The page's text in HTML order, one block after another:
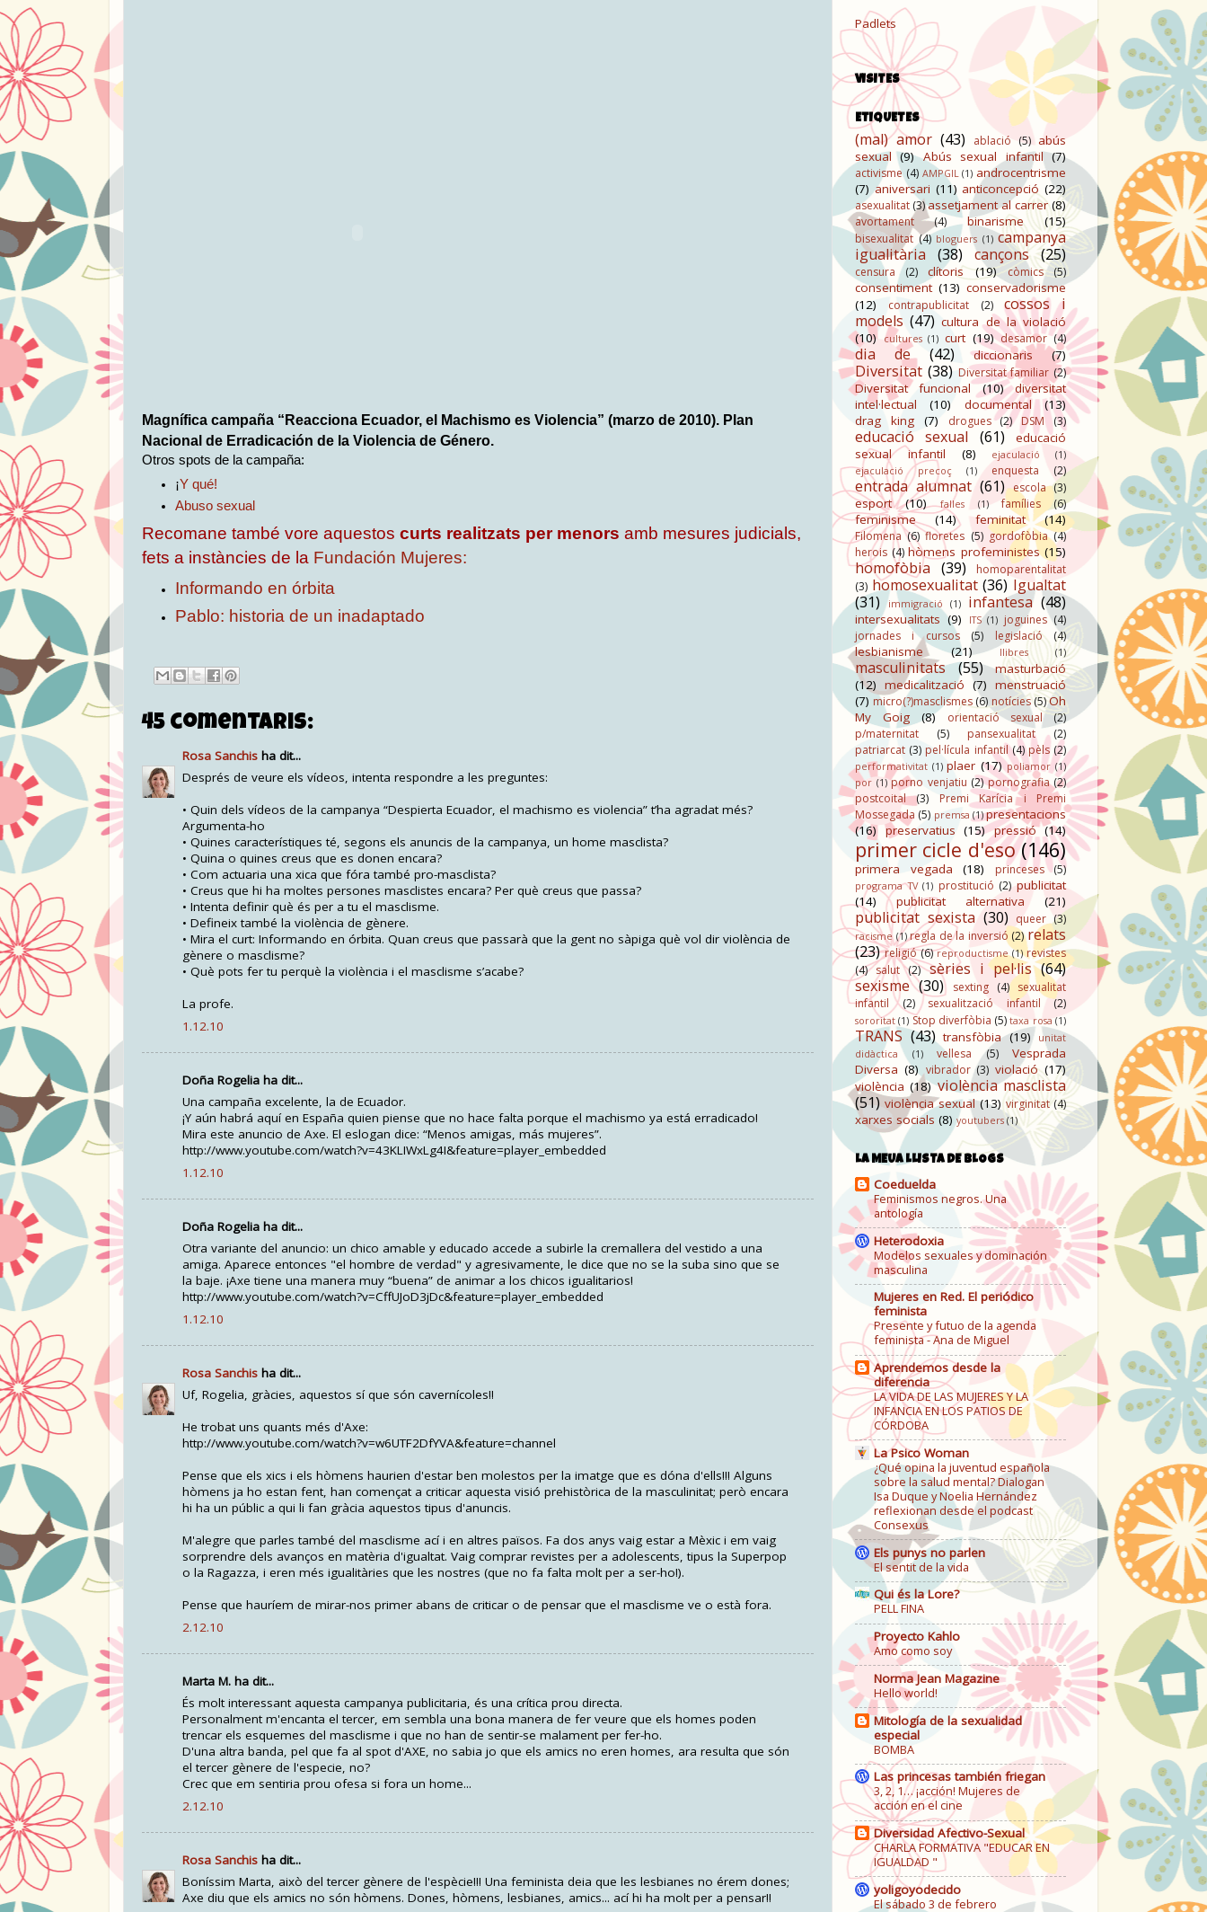
Magnífica campaña “Reacciona Ecuador, el Machismo es Violencia” (marzo de 2010). Plan
Nacional de Erradicación de la Violencia de Género.
Otros spots de la campaña:
¡Y qué!
Abuso sexual
Recomane també vore aquestos curts realitzats per menors amb mesures judicials,
fets a instàncies de la Fundación Mujeres:
Informando en órbita
Pablo: historia de un inadaptado
45 comentaris:
Rosa Sanchis ha dit...
Després de veure els vídeos, intenta respondre a les preguntes:
• Quin dels vídeos de la campanya “Despierta Ecuador, el machismo es violencia” t’ha agradat més?
Argumenta-ho
• Quines característiques té, segons els anuncis de la campanya, un home masclista?
• Quina o quines creus que es donen encara?
• Com actuaria una xica que fóra també pro-masclista?
• Creus que hi ha moltes persones masclistes encara? Per què creus que passa?
• Intenta definir què és per a tu el masclisme.
• Defineix també la violència de gènere.
• Mira el curt: Informando en órbita. Quan creus que passarà que la gent no sàpiga què vol dir violència de
gènere o masclisme?
• Què pots fer tu perquè la violència i el masclisme s’acabe?
La profe.
1.12.10
Doña Rogelia ha dit...
Una campaña excelente, la de Ecuador.
¡Y aún habrá aquí en España quien piense que no hace falta porque el machismo ya está erradicado!
Mira este anuncio de Axe. El eslogan dice: “Menos amigas, más mujeres”.
http://www.youtube.com/watch?v=43KLIWxLg4I&feature=player_embedded
1.12.10
Doña Rogelia ha dit...
Otra variante del anuncio: un chico amable y educado accede a subirle la cremallera del vestido a una
amiga. Aparece entonces "el hombre de verdad" y agresivamente, le dice que no se la suba sino que se
la baje. ¡Axe tiene una manera muy “buena” de animar a los chicos igualitarios!
http://www.youtube.com/watch?v=CffUJoD3jDc&feature=player_embedded
1.12.10
Rosa Sanchis ha dit...
Uf, Rogelia, gràcies, aquestos sí que són cavernícoles!!
He trobat uns quants més d'Axe:
http://www.youtube.com/watch?v=w6UTF2DfYVA&feature=channel
Pense que els xics i els hòmens haurien d'estar ben molestos per la imatge que es dóna d'ells!!! Alguns
hòmens ja ho estan fent, han començat a criticar aquesta visió prehistòrica de la masculinitat; però encara
hi ha un públic a qui li fan gràcia aquestos tipus d'anuncis.
M'alegre que parles també del masclisme ací i en altres països. Fa dos anys vaig estar a Mèxic i em vaig
sorprendre dels avanços en matèria d'igualtat. Vaig comprar revistes per a adolescents, tipus la Superpop
o la Ragazza, i eren més igualitàries que les nostres (que no fa falta molt per a ser-ho!).
Pense que hauríem de mirar-nos primer abans de criticar o de pensar que el masclisme ve o està fora.
2.12.10
Marta M. ha dit...
És molt interessant aquesta campanya publicitaria, és una crítica prou directa.
Personalment m'encanta el tercer, em sembla una bona manera de fer veure que els homes poden
trencar els esquemes del masclisme i que no han de sentir-se malament per fer-ho.
D'una altra banda, pel que fa al spot d'AXE, no sabia jo que els amics no eren homes, ara resulta que són
el tercer gènere de l'especie, no?
Crec que em sentiria prou ofesa si fora un home...
2.12.10
Rosa Sanchis ha dit...
Boníssim Marta, això del tercer gènere de l'espècie!!! Una feminista deia que les lesbianes no érem dones;
Axe diu que els amics no són hòmens. Dones, hòmens, lesbianes, amics... ací hi ha molt per a pensar!!
Padlets
VISITES
ETIQUETES
(mal) amor (43) ablació (5) abús
sexual (9) Abús sexual infantil (7)
activisme (4) AMPGIL (1) androcentrisme
(7) aniversari (11) anticoncepció (22)
asexualitat (3)assetjament al carrer (8)
avortament (4) binarisme (15)
bisexualitat (4) bloguers (1) campanya
igualitària
(38) cançons (25)
censura (2) clítoris (19) còmics (5)
consentiment (13) conservadorisme
(12)
contrapublicitat (2)
cossos i
models (47) cultura de la violació
(10) cultures (1) curt (19) desamor (4)
dia de (42) diccionaris (7)
Diversitat (38) Diversitat familiar (2)
Diversitat funcional (10)
diversitat
intel·lectual
(10) documental
(13)
drag king
(7) drogues (2) DSM (3)
educació sexual (61)
educació
sexual infantil
(8) ejaculació
(1)
ejaculació precoç
(1) enquesta (2)
entrada alumnat (61) escola (3)
esport (10) falles (1) famílies (6)
feminisme (14) feminitat (14)
Filomena (6) floretes (5) gordofòbia (4)
herois (4) hòmens profeministes (15)
homofòbia (39)
homoparentalitat
(3) homosexualitat (36) Igualtat
(31)
immigració (1) infantesa (48)
intersexualitats (9) ITS (1) joguines (4)
jornades i cursos
(5) legislació (4)
lesbianisme (21) llibres (1)
masculinitats (55)
masturbació
(12) medicalització (7) menstruació
(7) micro(?)masclismes (6) notícies(5)Oh
My Goig
(8) orientació sexual
(2)
p/maternitat
(5) pansexualitat
(2)
patriarcat (3) pel·lícula infantil (4) pèls (2)
performativitat (1) plaer (17) poliamor (1)
por (1) porno venjatiu (2) pornografia (2)
postcoital
(3)
Premi Karícia i Premi
Mossegada (5) premsa (1) presentacions
(16) preservatius (15) pressió (14)
primer cicle d'eso (146)
primera vegada (18) princeses (5)
programa TV (1) prostitució (2) publicitat
(14)
publicitat alternativa (21)
publicitat sexista (30) queer (3)
racisme (1) regla de la inversió (2) relats
(23) religió (6) reproductisme (1) revistes
(4) salut (2) sèries i pel·lis (64)
sexisme (30) sexting (4) sexualitat
infantil
(2) sexualització infantil (2)
sororitat (1) Stop diverfòbia (5) taxa rosa (1)
TRANS (43) transfòbia (19)
unitat
didàctica
(1) vellesa (5)
Vesprada
Diversa (8) vibrador (3) violació (17)
violència (18) violència masclista
(51) violència sexual (13) virginitat (4)
xarxes socials (8) youtubers (1)
LA MEUA LLISTA DE BLOGS
Coeduelda
Feminismos negros. Una
antología
Heterodoxia
Modelos sexuales y dominación
masculina
Mujeres en Red. El periódico
feminista
Presente y futuo de la agenda
feminista - Ana de Miguel
Aprendemos desde la
diferencia
LA VIDA DE LAS MUJERES Y LA
INFANCIA EN LOS PATIOS DE
CÓRDOBA
La Psico Woman
¿Qué opina la juventud española
sobre la salud mental? Dialogan
Isa Duque y Noelia Hernández
reflexionan desde el podcast
Consexus
Els punys no parlen
El sentit de la vida
Qui és la Lore?
PELL FINA
Proyecto Kahlo
Amo como soy
Norma Jean Magazine
Hello world!
Mitología de la sexualidad
especial
BOMBA
Las princesas también friegan
3, 2, 1… ¡acción! Mujeres de
acción en el cine
Diversidad Afectivo-Sexual
CHARLA FORMATIVA "EDUCAR EN
IGUALDAD "
yoligoyodecido
El sábado 3 de febrero